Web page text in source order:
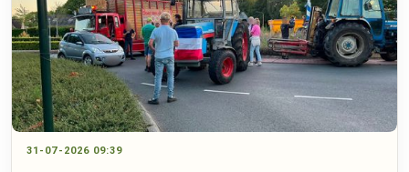
31-07-2026 09:39